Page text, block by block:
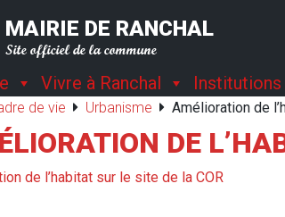
MAIRIE DE RANCHAL
Site officiel de la commune
Vivre à Ranchal Institutions
de vie Urbanisme Amélioration de
DE
de l’habitat sur le site de la COR